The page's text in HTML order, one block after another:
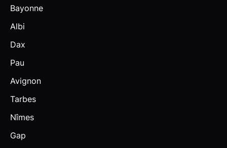
Bayonne
Albi
Dax
Pau
Avignon
Tarbes
Nîmes
Gap